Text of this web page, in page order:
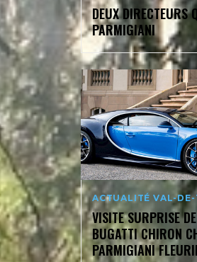
DEUX DIRECTEURS
PARMIGIANI
ACTUALITÉ VAL-DE-
VISITE SURPRISE
BUGATTI CHIRON
PARMIGIANI